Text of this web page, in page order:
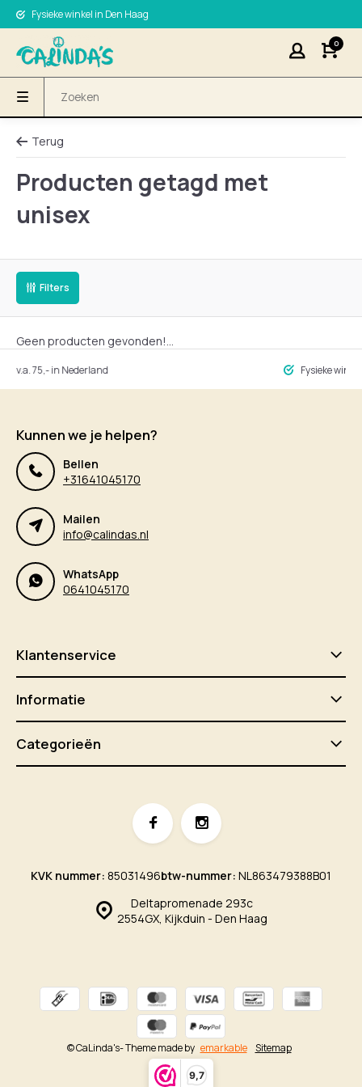
9,7
Fysieke winkel in Den Haag
0
Terug
Producten getagd met
unisex
Filters
Geen producten gevonden!...
v.a. 75,- in Nederland Fysieke
Kunnen we je helpen?
Bellen
+31641045170
Mailen
info@calindas.nl
WhatsApp
0641045170
Klantenservice
Informatie
Categorieën
Deltapromenade 293c
2554GX, Kijkduin - Den Haag
KVK nummer: 85031496btw-nummer: NL863479388B01
© CaLinda's- Theme made by emarkable Sitemap